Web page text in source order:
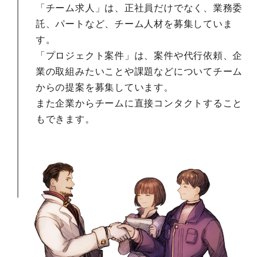
「チーム求人」は、正社員だけでなく、業務委
託、パートなど、チーム人材を募集していま
す。
「プロジェクト案件」は、案件や代行依頼、企
業の取組みたいことや課題などについてチーム
からの提案を募集しています。
また企業からチームに直接コンタクトすること
もできます。